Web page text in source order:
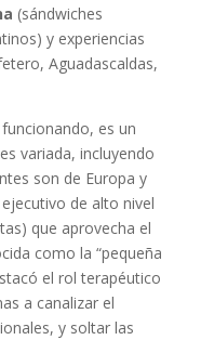
(sándwiches
y experiencias
Aguadascaldas,
es un
variada, incluyendo
son de Europa y
de alto nivel
que aprovecha el
como la “pequeña
el rol terapéutico
a canalizar el
y soltar las